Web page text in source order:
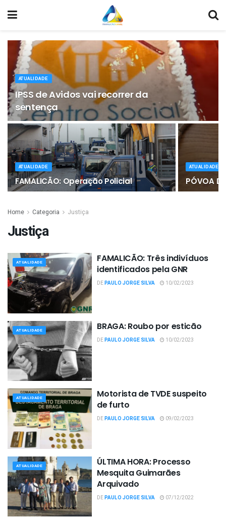
ATUALIDADE
IPSS de Avidos vai recorrer da
sentença
ATUALIDADE
FAMALICÃO: Operação Policial
ATUALIDADE
PÓVOA
Home Categoria Justiça
Justiça
ATUALIDADE
FAMALICÃO: Três indivíduos
identificados pela GNR
DEPAULO JORGE SILVA 10/02/2023
ATUALIDADE BRAGA: Roubo por esticão
DEPAULO JORGE SILVA 10/02/2023
ATUALIDADE
Motorista de TVDE suspeito
de furto
DEPAULO JORGE SILVA 09/02/2023
ATUALIDADE
ÚLTIMA HORA: Processo
Mesquita Guimarães
Arquivado
DEPAULO JORGE SILVA 07/12/2022